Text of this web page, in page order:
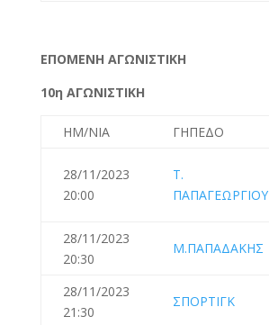
ΕΠΟΜΕΝΗ ΑΓΩΝΙΣΤΙΚΗ
10η ΑΓΩΝΙΣΤΙΚΗ
ΗΜ/ΝΙΑ ΓΗΠΕΔΟ
28/11/2023
20:00
Τ.
ΠΑΠΑΓΕΩΡΓΙΟΥ
28/11/2023
20:30
Μ.ΠΑΠΑΔΑΚΗΣ
28/11/2023
21:30
ΣΠΟΡΤΙΓΚ